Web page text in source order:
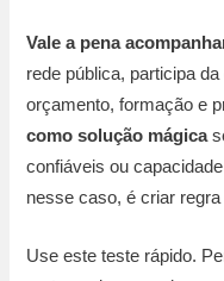
Vale a pena
rede pública, participa
orçamento, formação e
como solução mágica
confiáveis ou
nesse caso, é criar
Use este teste rápido.